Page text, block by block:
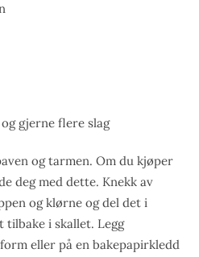
gjerne flere slag
og tarmen. Om du kjøper
deg med dette. Knekk av
og klørne og del det i
tilbake i skallet. Legg
eller på en bakepapirkledd